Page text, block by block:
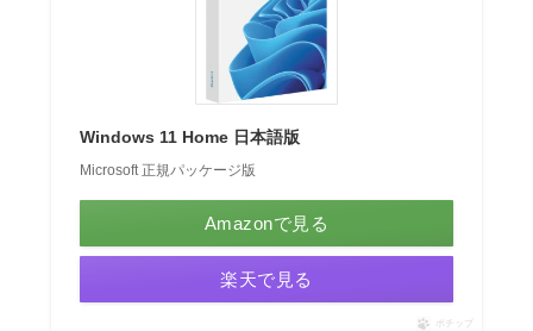
Windows 11 Home 日本語版
Microsoft 正規パッケージ版
Amazonで見る
楽天で見る
ポチップ